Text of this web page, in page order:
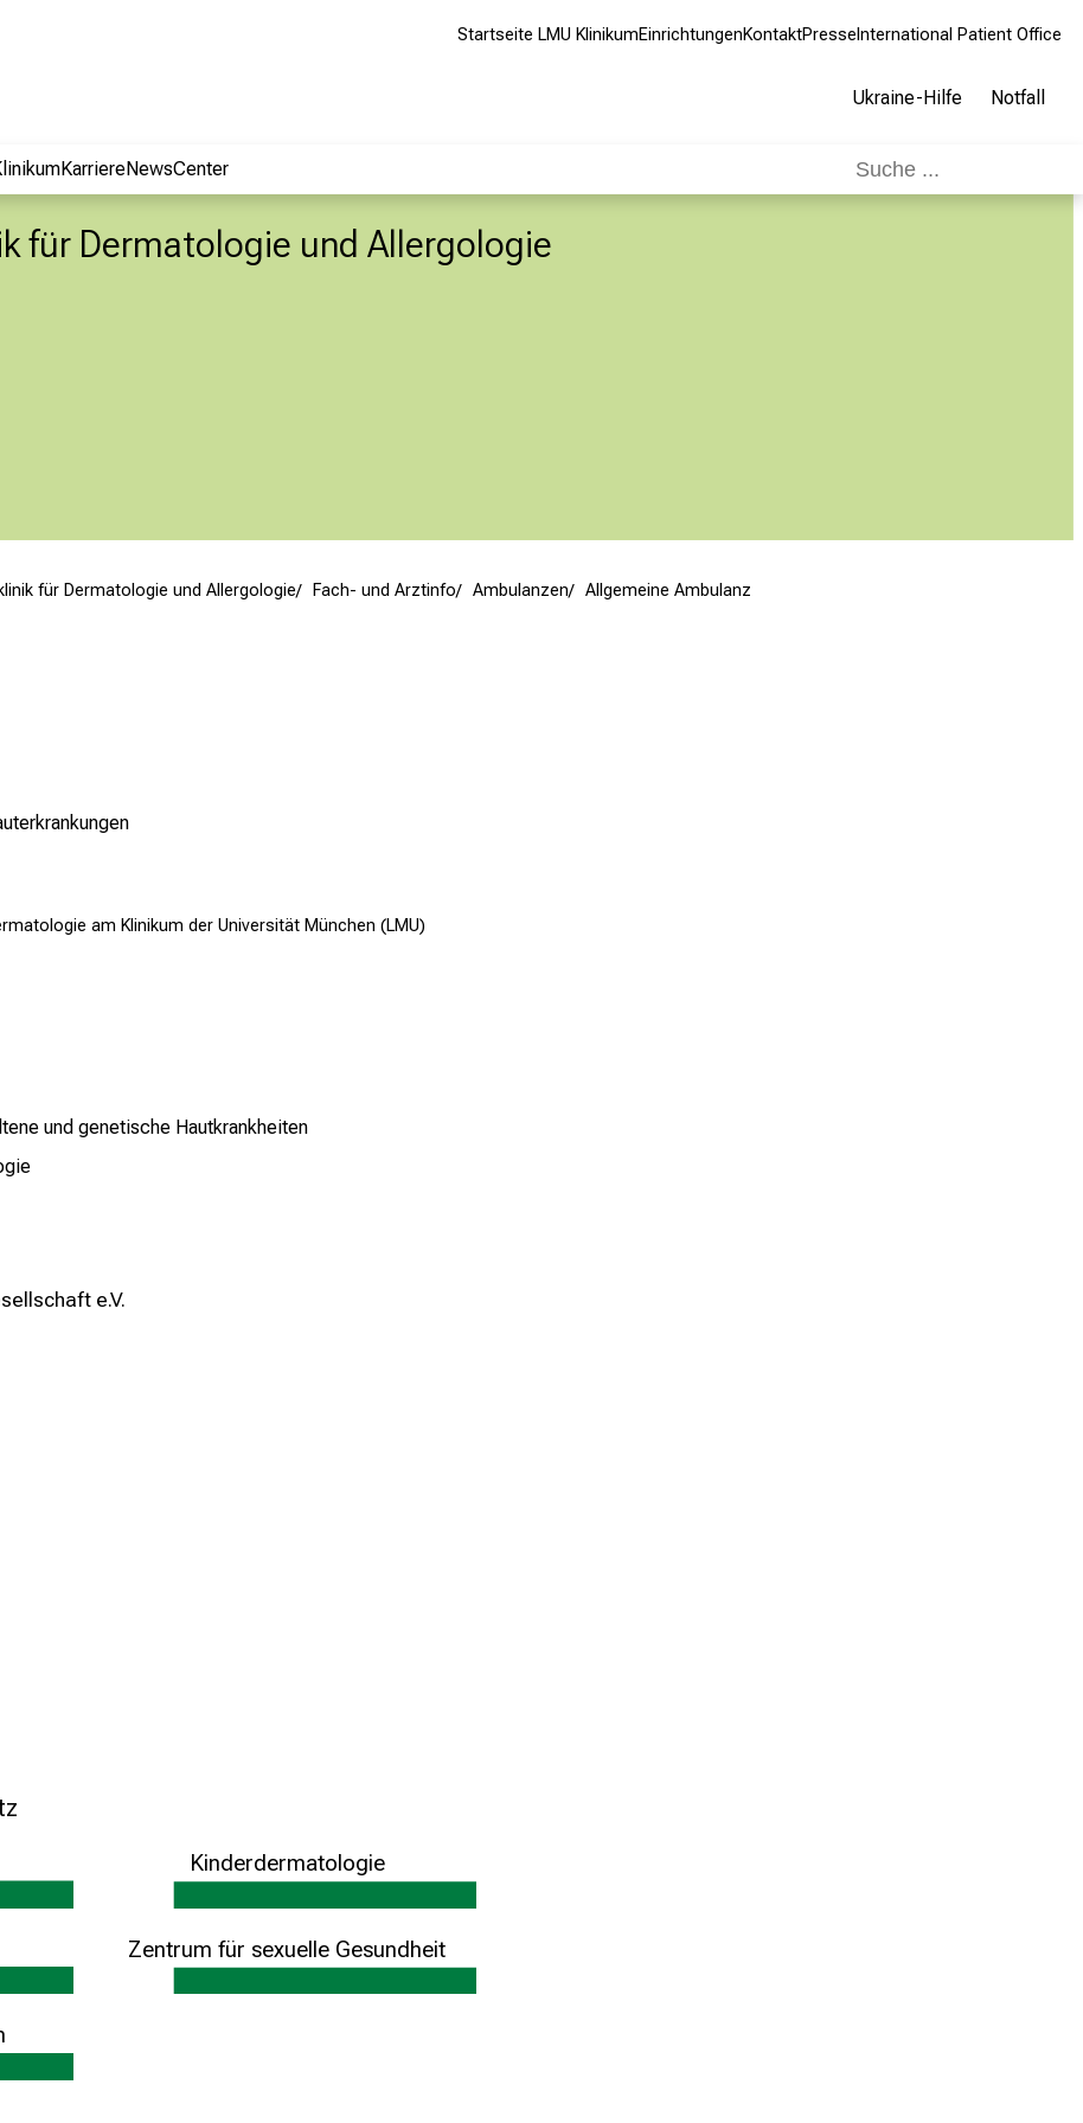
Startseite LMU KlinikumEinrichtungenKontaktPresse International Patient Office
Ukraine-Hilfe Notfall
KarriereNewsCenter
für Dermatologie und Allergologie
für Dermatologie und Allergologie Fach- und Arztinfo Ambulanzen Allgemeine Ambulanz
am Klinikum der Universität München (LMU)
und genetische Hautkrankheiten
e.V.
Kinderdermatologie
und Zentrum für seltene und genetische
Zentrum für sexuelle Gesundheit